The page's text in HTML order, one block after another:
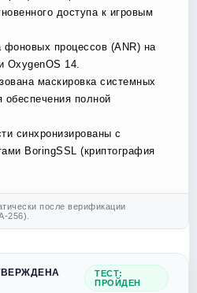
доступа к игровым
фоновых процессов (ANR) на
OxygenOS 14.
маскировка системных
полной
синхронизированы с
BoringSSL (криптография
после верификации
256).
ТЕСТ:
ПРОЙДЕН